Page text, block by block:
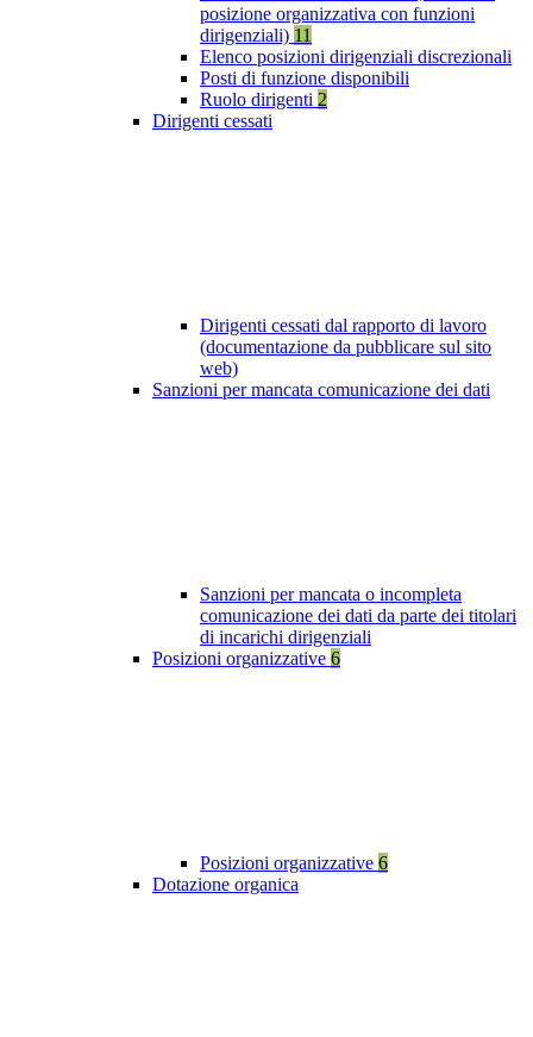
posizione organizzativa con funzioni
dirigenziali) 11
Elenco posizioni dirigenziali discrezionali
Posti di funzione disponibili
Ruolo dirigenti 2
Dirigenti cessati
Dirigenti cessati dal rapporto di lavoro
(documentazione da pubblicare sul sito
web)
Sanzioni per mancata comunicazione dei dati
Sanzioni per mancata o incompleta
comunicazione dei dati da parte dei titolari
di incarichi dirigenziali
Posizioni organizzative 6
Posizioni organizzative 6
Dotazione organica